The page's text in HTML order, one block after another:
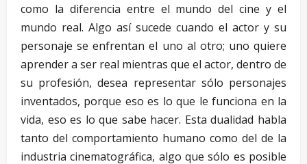
como la diferencia entre el mundo del cine y el
mundo real. Algo así sucede cuando el actor y su
personaje se enfrentan el uno al otro; uno quiere
aprender a ser real mientras que el actor, dentro de
su profesión, desea representar sólo personajes
inventados, porque eso es lo que le funciona en la
vida, eso es lo que sabe hacer. Esta dualidad habla
tanto del comportamiento humano como del de la
industria cinematográfica, algo que sólo es posible